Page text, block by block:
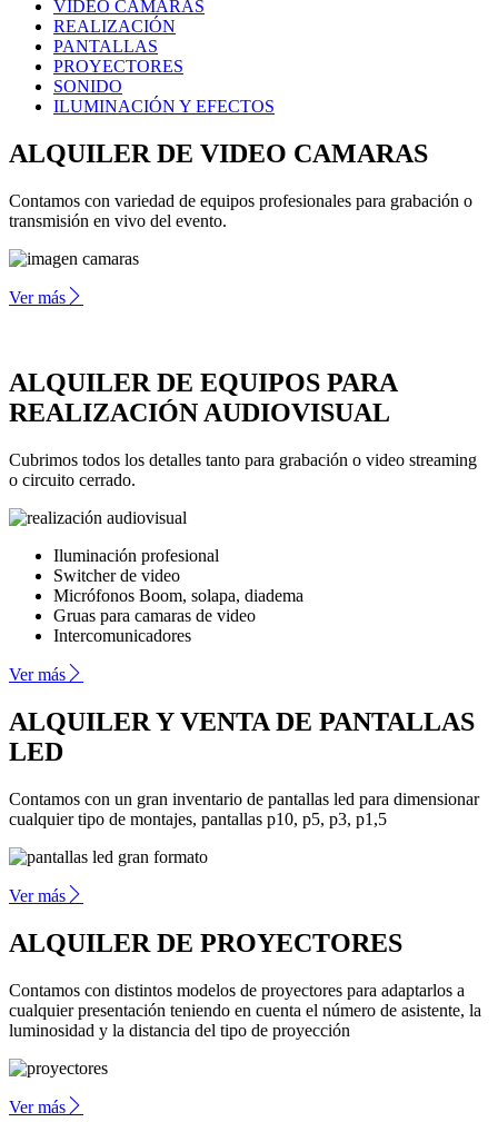
VIDEO CÁMARAS
REALIZACIÓN
PANTALLAS
PROYECTORES
SONIDO
ILUMINACIÓN Y EFECTOS
ALQUILER DE VIDEO CAMARAS
Contamos con variedad de equipos profesionales para grabación o
transmisión en vivo del evento.
Ver más
ALQUILER DE EQUIPOS PARA
REALIZACIÓN AUDIOVISUAL
Cubrimos todos los detalles tanto para grabación o video streaming
o circuito cerrado.
Iluminación profesional
Switcher de video
Micrófonos Boom, solapa, diadema
Gruas para camaras de video
Intercomunicadores
Ver más
ALQUILER Y VENTA DE PANTALLAS
LED
Contamos con un gran inventario de pantallas led para dimensionar
cualquier tipo de montajes, pantallas p10, p5, p3, p1,5
Ver más
ALQUILER DE PROYECTORES
Contamos con distintos modelos de proyectores para adaptarlos a
cualquier presentación teniendo en cuenta el número de asistente, la
luminosidad y la distancia del tipo de proyección
Ver más